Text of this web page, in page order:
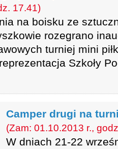
17.41)
na boisku ze
rozegrano
turniej mini
Szkoły
Camper drugi na
(Zam: 01.10.2013 r.,
W dniach 21-22